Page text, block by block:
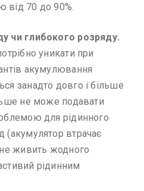
від 70 до 90%.
чи глибокого розряду.
уникати при
акумулювання
занадто довго і більше
не може подавати
для рідинного
(акумулятор втрачає
живить жодного
рідинним